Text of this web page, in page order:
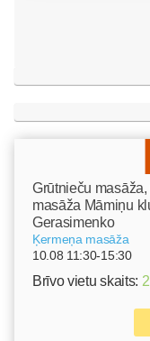
Grūtnieču
masāža Māmiņu
Gerasimenko
Ķermeņa masāža
10.08 11:30-15:30
Brīvo vietu skaits: 2